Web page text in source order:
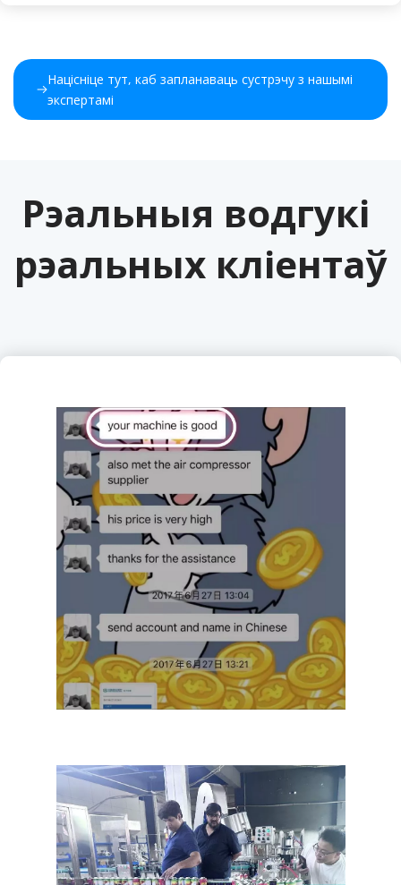
Націсніце тут, каб запланаваць сустрэчу з нашымі
экспертамі
Рэальныя водгукі
рэальных кліентаў